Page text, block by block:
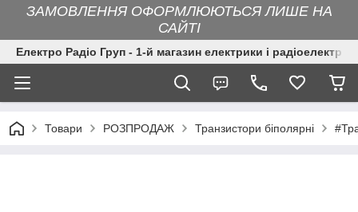
ЗАМОВЛЕННЯ ОФОРМЛЮЮТЬСЯ ЛИШЕ НА
САЙТІ
Електро Радіо Груп - 1-й магазин електрики і
Товари РОЗПРОДАЖ Транзистори біполярні